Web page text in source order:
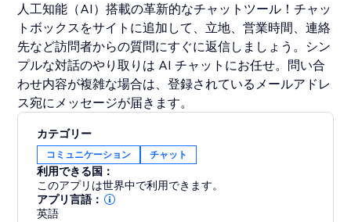
人工知能（AI）搭載の革新的なチャットツール！チャッ
トボックスをサイトに追加して、立地、営業時間、連絡
先など訪問者からの質問にすぐに返信しましょう。シン
プルな対話のやり取りは AI チャットにお任せ。問い合
わせ内容が複雑な場合は、登録されているメールアドレ
ス宛にメッセージが届きます。
カテゴリー
コミュニケーション チャット
利用できる国：
このアプリは世界中で利用できます。
アプリ言語：
英語